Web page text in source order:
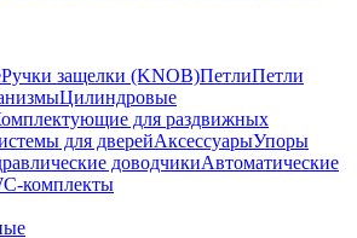
Ручки защелки (KNOB)ПетлиПетли
Цилиндровые
для раздвижных
для дверейАксессуарыУпоры
доводчикиАвтоматические
комплекты